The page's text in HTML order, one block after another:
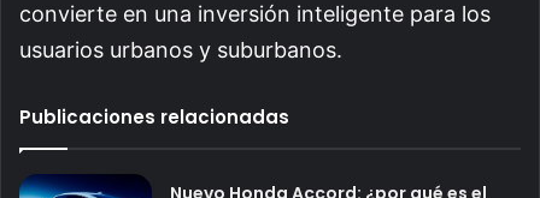
convierte en una inversión inteligente para los
usuarios urbanos y suburbanos.
Publicaciones relacionadas